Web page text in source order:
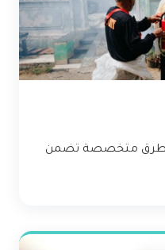
بطرق متخصصة تضمن